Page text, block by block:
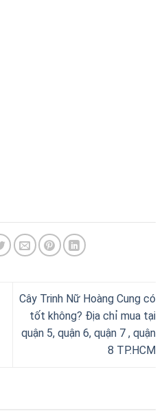
Cây Trinh Nữ Hoàng Cung có
tốt không? Địa chỉ mua tại
quận 5, quận 6, quận 7 , quận
8 TP.HCM